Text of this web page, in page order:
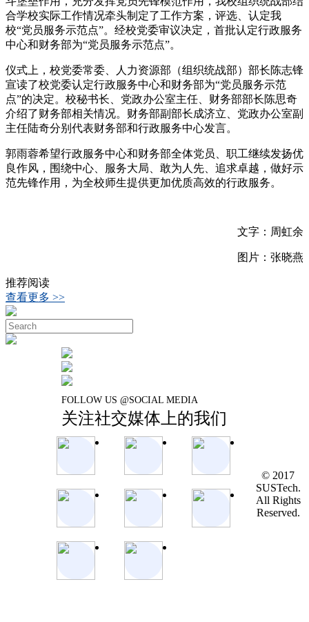
合学校实际工作情况牵头制定了工作方案，评选、认定我
校“党员服务示范点”。经校党委审议决定，首批认定行政服务
中心和财务部为“党员服务示范点”。
仪式上，校党委常委、人力资源部（组织统战部）部长陈志锋
宣读了校党委认定行政服务中心和财务部为“党员服务示范
点”的决定。校秘书长、党政办公室主任、财务部部长陈思奇
介绍了财务部相关情况。财务部副部长成济立、党政办公室副
主任陆奇分别代表财务部和行政服务中心发言。
郭雨蓉希望行政服务中心和财务部全体党员、职工继续发扬优
良作风，围绕中心、服务大局、敢为人先、追求卓越，做好示
范先锋作用，为全校师生提供更加优质高效的行政服务。
文字：周虹余
图片：张晓燕
推荐阅读
查看更多 >>
FOLLOW US @SOCIAL MEDIA
关注社交媒体上的我们
© 2017
SUSTech.
All Rights
Reserved.